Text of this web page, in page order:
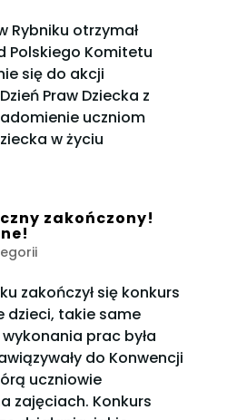
Rybniku otrzymał
Polskiego Komitetu
się do akcji
Praw Dziecka z
uczniom
w życiu
zakończony!
zakończył się konkurs
dzieci, takie same
prac była
do Konwencji
uczniowie
zajęciach. Konkurs